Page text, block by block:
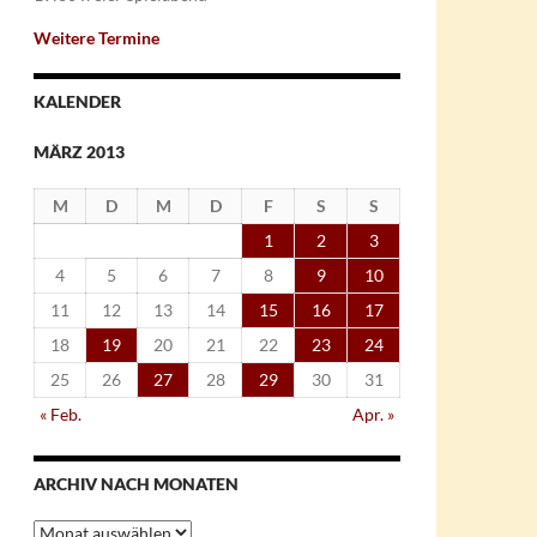
Weitere Termine
KALENDER
MÄRZ 2013
M D M D F S
S
1
2
3
4
5 6 7 8 9
10
11
12 13 14 15 16
17
18
19 20 21 22 23
24
25
26 27 28 29 30
31
« Feb.
Apr. »
ARCHIV NACH MONATEN
Archiv